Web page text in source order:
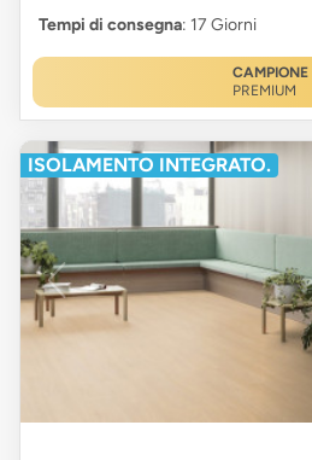
Tempi di consegna: 17 Giorni
CAMPIONE
PREMIUM
ISOLAMENTO INTEGRATO.